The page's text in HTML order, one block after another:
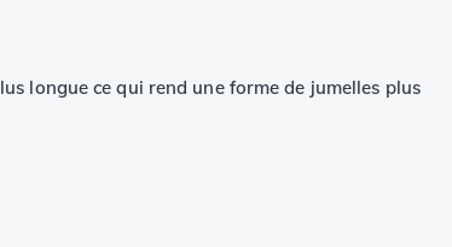
longue ce qui rend une forme de jumelles plus